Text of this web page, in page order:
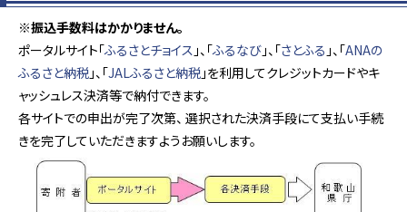
※振込手数料はかかりません。
ポータルサイト「ふるさとチョイス 」、「ふるなび 」、「さとふる 」、「ANAの
ふるさと納税 」、「JALふるさと納税 」を利用してクレジットカードやキ
ャッシュレス決済等で納付できます。
各サイトでの申出が完了次第、 選択された決済手段にて支払い手続
きを完了していただきますようお願いします。